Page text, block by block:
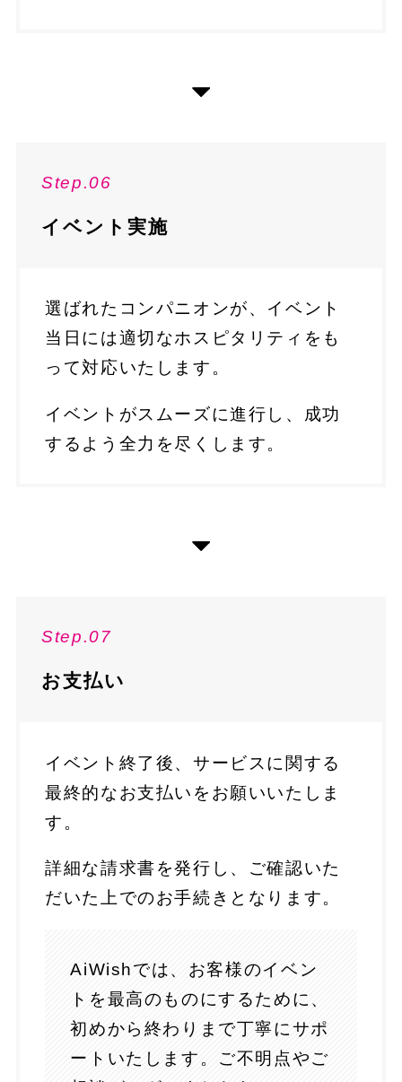
Step.06
イベント実施
選ばれたコンパニオンが、イベント
当日には適切なホスピタリティをも
って対応いたします。
イベントがスムーズに進行し、成功
するよう全力を尽くします。
Step.07
お支払い
イベント終了後、サービスに関する
最終的なお支払いをお願いいたしま
す。
詳細な請求書を発行し、ご確認いた
だいた上でのお手続きとなります。
AiWishでは、お客様のイベン
トを最高のものにするために、
初めから終わりまで丁寧にサポ
ートいたします。ご不明点やご